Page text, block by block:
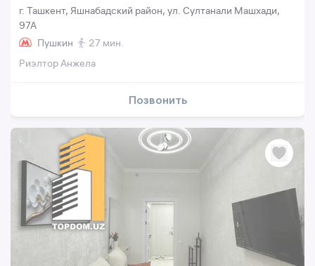
г. Ташкент, Яшнабадский район, ул. Султанали Машхади,
97А
Пушкин
27 мин.
Риэлтор Анжела
Позвонить